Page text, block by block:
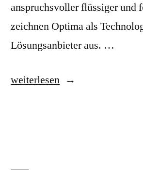
anspruchsvoller flüssiger und
zeichnen Optima als
Lösungsanbieter aus. …
„OPTIMA
weiterlesen